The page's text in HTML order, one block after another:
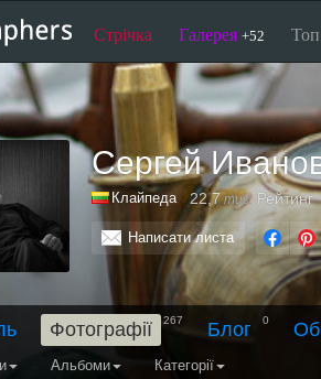
Стрічка Галерея +52
Сергей
Клайпеда 22,7тис. Рейтинг
Написати листа
Фотографії 267 Блог 0
Альбоми Категорії